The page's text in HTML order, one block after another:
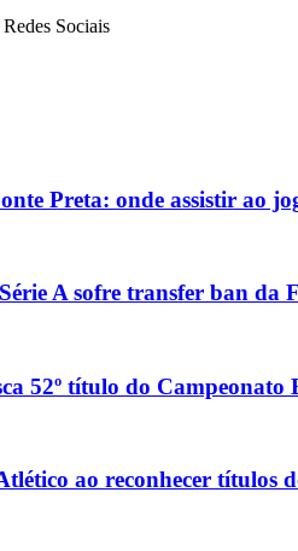
Redes Sociais
Preta: onde assistir ao
A sofre transfer ban da
52º título do
ao reconhecer títulos